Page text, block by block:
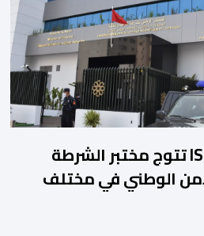
الكامل للرئيس إنفانتينو باعتباره
211 اتحادا […]
شهادة ISO/IEC 17025 تتوج مختبر الشرطة
الوطني في مختلف